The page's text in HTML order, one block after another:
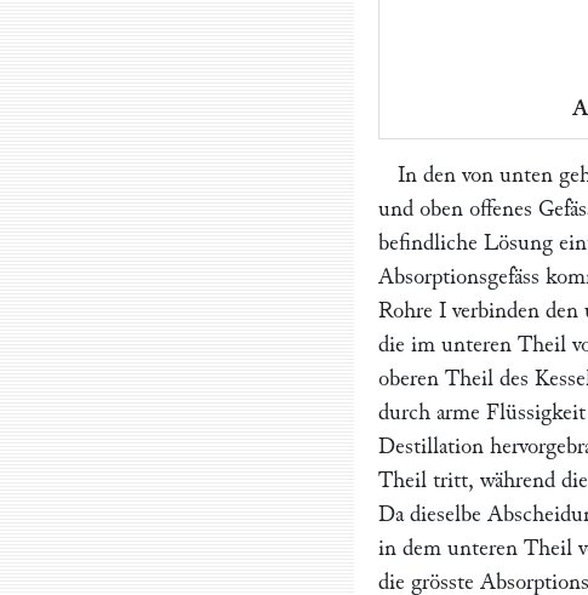
In den von unten
und oben offenes
befindliche Lösung
Absorptionsgefäss
Rohre I verbinden
die im unteren Theil
oberen Theil des
durch arme
Destillation
Theil tritt, während
Da dieselbe
in dem unteren Theil
die grösste